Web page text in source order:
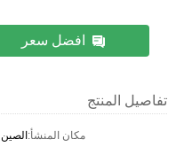
افضل سعر
تفاصيل المنتج
مكان المنشأ:الصين